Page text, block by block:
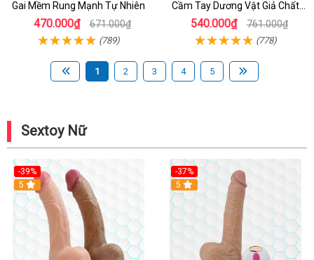
Gai Mềm Rung Mạnh Tự Nhiên
470.000₫ 671.000₫
(789)
Cầm Tay Dương Vật Giả Chất
Lượng
540.000₫ 761.000₫
(778)
1 2 3 4 5
Sextoy Nữ
-39%
Hot
5
-37%
5